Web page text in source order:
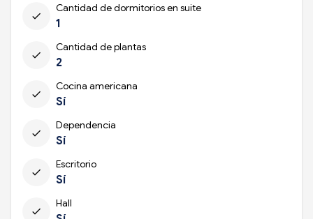
check
Cantidad de dormitorios en suite
1
check
Cantidad de plantas
2
check
Cocina americana
Sí
check
Dependencia
Sí
check
Escritorio
Sí
check
Hall